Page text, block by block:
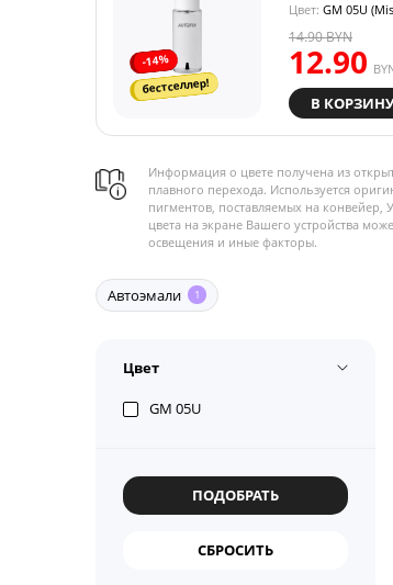
-14%
бестселлер!
Цвет: GM 05U
12.90
14.90BYN
В КОРЗИНУ
Информация о цвете получена из
плавного перехода. Используется
пигментов, поставляемых на конвейер,
цвета на экране Вашего устройства
освещения и иные факторы.
Автоэмали 1
Цвет
GM 05U